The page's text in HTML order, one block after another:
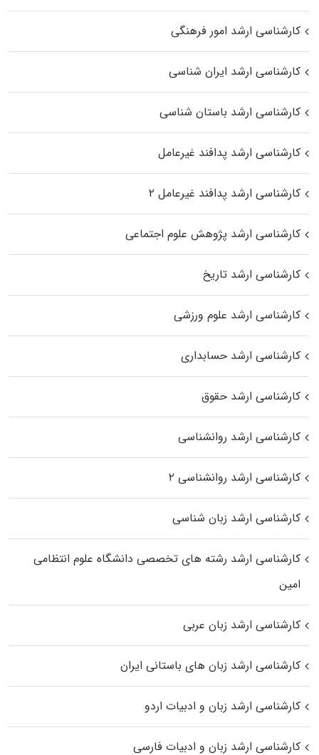
کارشناسی ارشد امور فرهنگی
کارشناسی ارشد ایران شناسی
کارشناسی ارشد باستان شناسی
کارشناسی ارشد پدافند غیرعامل
کارشناسی ارشد پدافند غیرعامل ۲
کارشناسی ارشد پژوهش علوم اجتماعی
کارشناسی ارشد تاریخ
کارشناسی ارشد علوم ورزشی
کارشناسی ارشد حسابداری
کارشناسی ارشد حقوق
کارشناسی ارشد روانشناسی
کارشناسی ارشد روانشناسی ۲
کارشناسی ارشد زبان شناسی
کارشناسی ارشد رﺷﺘﻪ ﻫﺎی تخصصی داﻧﺸﮕﺎه ﻋﻠﻮم انتظامی
اﻣﻴﻦ
کارشناسی ارشد زبان عربی
کارشناسی ارشد زبان‌ های باستانی ایران
کارشناسی ارشد زبان و ادبیات اردو
کارشناسی ارشد زبان و ادبیات فارسی